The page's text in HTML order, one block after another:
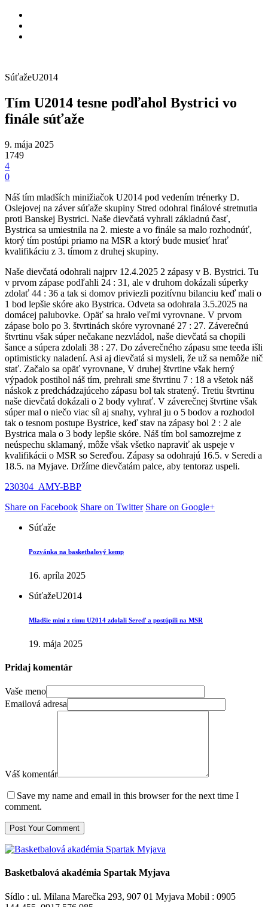
SúťažeU2014
Tím U2014 tesne podľahol Bystrici vo
finále súťaže
9. mája 2025
1749
4
0
Náš tím mladších minižiačok U2014 pod vedením trénerky D.
Oslejovej na záver súťaže skupiny Stred odohral finálové stretnutia
proti Banskej Bystrici. Naše dievčatá vyhrali základnú časť,
Bystrica sa umiestnila na 2. mieste a vo finále sa malo rozhodnúť,
ktorý tím postúpi priamo na MSR a ktorý bude musieť hrať
kvalifikáciu z 3. tímom z druhej skupiny.
Naše dievčatá odohrali najprv 12.4.2025 2 zápasy v B. Bystrici. Tu
v prvom zápase podľahli 24 : 31, ale v druhom dokázali súperky
zdolať 44 : 36 a tak si domov priviezli pozitívnu bilanciu keď mali o
1 bod lepšie skóre ako Bystrica. Odveta sa odohrala 3.5.2025 na
domácej palubovke. Opäť sa hralo veľmi vyrovnane. V prvom
zápase bolo po 3. štvrtinách skóre vyrovnané 27 : 27. Záverečnú
štvrtinu však súper nečakane nezvládol, naše dievčatá sa chopili
šance a súpera zdolali 38 : 27. Do záverečného zápasu sme teeda išli
optimisticky naladení. Asi aj dievčatá si mysleli, že už sa nemôže nič
stať. Začalo sa opäť vyrovnane, V druhej štvrtine však herný
výpadok postihol náš tím, prehrali sme štvrtinu 7 : 18 a všetok náš
náskok z predchádzajúceho zápasu bol tak stratený. Tretiu štvrtinu
naše dievčatá dokázali o 2 body vyhrať. V záverečnej štvrtine však
súper mal o niečo viac síl aj snahy, vyhral ju o 5 bodov a rozhodol
tak o tesnom postupe Bystrice, keď stav na zápasy bol 2 : 2 ale
Bystrica mala o 3 body lepšie skóre. Náš tím bol samozrejme z
neúspechu sklamaný, môže však všetko napraviť ak uspeje v
kvalifikácii o MSR so Sereďou. Zápasy sa odohrajú 16.5. v Seredi a
18.5. na Myjave. Držíme dievčatám palce, aby tentoraz uspeli.
230304_AMY-BBP
Share on Facebook Share on Twitter Share on Google+
Súťaže
Pozvánka na basketbalový kemp
16. apríla 2025
SúťažeU2014
Mladšie mini z tímu U2014 zdolali Sereď a postúpili na MSR
19. mája 2025
Pridaj komentár
Vaše meno
Emailová adresa
Váš komentár
Save my name and email in this browser for the next time I
comment.
Basketbalová akadémia Spartak Myjava
Sídlo : ul. Milana Marečka 293, 907 01 Myjava Mobil : 0905